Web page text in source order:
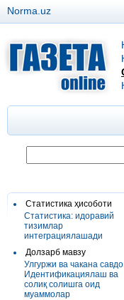
Norma.uz
Статистика ҳисоботи
Статистика: идоравий
тизимлар
интеграциялашади
Долзарб мавзу
Улгуржи ва чакана
Идентификациялаш ва
солиқ солишга оид
муаммолар